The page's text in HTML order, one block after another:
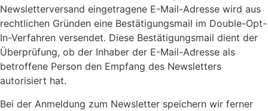
Newsletterversand eingetragene E-Mail-Adresse wird aus
rechtlichen Gründen eine Bestätigungsmail im Double-Opt-
In-Verfahren versendet. Diese Bestätigungsmail dient der
Überprüfung, ob der Inhaber der E-Mail-Adresse als
betroffene Person den Empfang des Newsletters
autorisiert hat.
Bei der Anmeldung zum Newsletter speichern wir ferner